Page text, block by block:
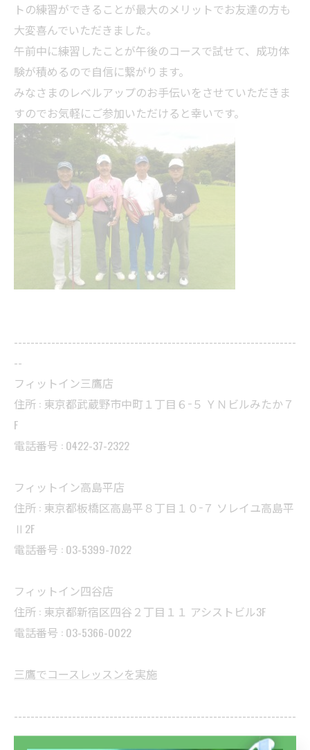
トの練習ができることが最大のメリットでお友達の方も
大変喜んでいただきました。
午前中に練習したことが午後のコースで試せて、成功体
験が積めるので自信に繋がります。
みなさまのレベルアップのお手伝いをさせていただきま
すのでお気軽にご参加いただけると幸いです。
--------------------------------------------------------------------
--
フィットイン三鷹店
住所 : 東京都武蔵野市中町１丁目６−５ ＹＮビルみたか７
F
電話番号 : 0422-37-2322
フィットイン高島平店
住所 : 東京都板橋区高島平８丁目１０−７ ソレイユ高島平
Ⅱ2F
電話番号 : 03-5399-7022
フィットイン四谷店
住所 : 東京都新宿区四谷２丁目１１ アシストビル3F
電話番号 : 03-5366-0022
三鷹でコースレッスンを実施
--------------------------------------------------------------------
--